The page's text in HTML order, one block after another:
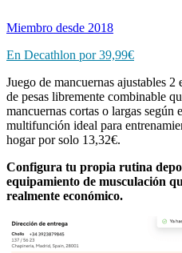
Miembro desde 2018
En Decathlon por39,99€
Juego de mancuernas ajustables
de pesas libremente combinable
mancuernas cortas o largas
multifunción ideal para
hogar por solo 13,32€.
Configura tu propia rutina
equipamiento de musculación
realmente económico.